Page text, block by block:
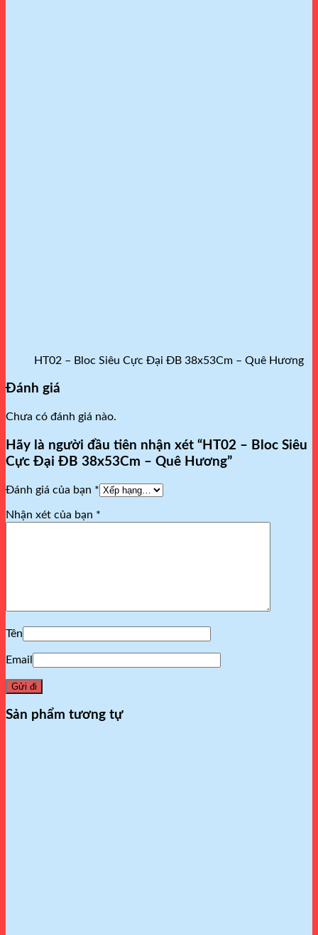
HT02 – Bloc Siêu Cực Đại ĐB 38x53Cm – Quê Hương
Đánh giá
Chưa có đánh giá nào.
Hãy là người đầu tiên nhận xét “HT02 – Bloc Siêu
Cực Đại ĐB 38x53Cm – Quê Hương”
Đánh giá của bạn *
Nhận xét của bạn *
Tên
Email
Sản phẩm tương tự